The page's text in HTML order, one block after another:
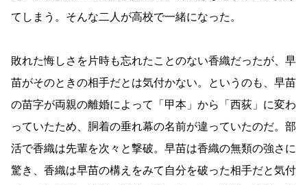
てしまう。そんな二人が高校で一緒になった。
敗れた悔しさを片時も忘れたことのない香織だったが、早
苗がそのときの相手だとは気付かない。というのも、早苗
の苗字が両親の離婚によって「甲本」から「西荻」に変わ
っていたため、胴着の垂れ幕の名前が違っていたのだ。部
活で香織は先輩を次々と撃破。早苗は香織の無類の強さに
驚き、香織は早苗の構えをみて自分を破った相手だと気付